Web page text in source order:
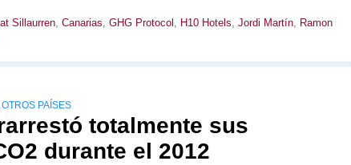
Sillaurren, Canarias, GHG Protocol , H10 Hotels, Jordi Martín, Ramon
PAÍSES
totalmente sus
durante el 2012